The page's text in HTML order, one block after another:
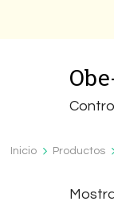
Inicio Productos